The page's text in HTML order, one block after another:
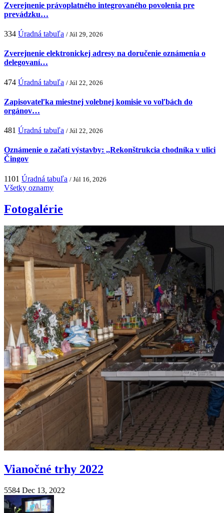
Zverejnenie právoplatného integrovaného povolenia pre
prevádzku…
334 Úradná tabuľa / Júl 29, 2026
Zverejnenie elektronickej adresy na doručenie oznámenia o
delegovaní…
474 Úradná tabuľa / Júl 22, 2026
Zapisovateľka miestnej volebnej komisie vo voľbách do
orgánov…
481 Úradná tabuľa / Júl 22, 2026
Oznámenie o začatí výstavby: ,,Rekonštrukcia chodníka v ulici
Čingov
1101 Úradná tabuľa / Júl 16, 2026
Všetky oznamy
Fotogalérie
Vianočné trhy 2022
5584 Dec 13, 2022